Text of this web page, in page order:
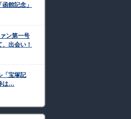
館記念」
ン第一号
出会い！
「宝塚記
は…